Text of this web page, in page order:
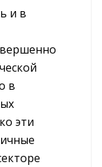
и в
в
эти